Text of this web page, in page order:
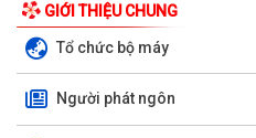
GIỚI THIỆU CHUNG
Tổ chức bộ máy
Người phát ngôn